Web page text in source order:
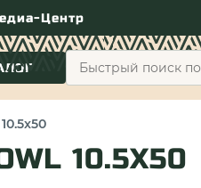
Центр
10.5X50